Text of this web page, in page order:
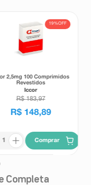
19%OFF
2,5mg 100 Comprimidos
Revestidos
Iccor
R$ 183,97
R$ 148,89
Comprar
Completa